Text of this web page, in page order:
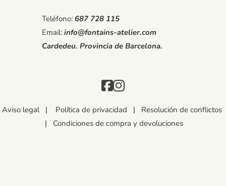
Teléfono: 687 728 115
Email: info@fontains-atelier.com
Cardedeu. Provincia de Barcelona.
Aviso legal| Política de privacidad | Resolución de conflictos
| Condiciones de compra y devoluciones